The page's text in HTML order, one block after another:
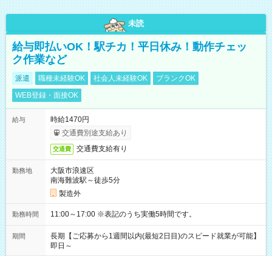
未読
給与即払いOK！駅チカ！平日休み！動作チェッ
ク作業など
派遣 職種未経験OK 社会人未経験OK
ブランクOK
WEB登録・面接OK
給与
時給1470円
交通費別途支給あり
交通費 交通費支給有り
勤務地
大阪市浪速区
南海難波駅～徒歩5分
製造外
勤務時間 11:00～17:00 ※表記のうち実働5時間です。
期間
長期【ご応募から1週間以内(最短2日目)のスピード就業が可能】
即日～